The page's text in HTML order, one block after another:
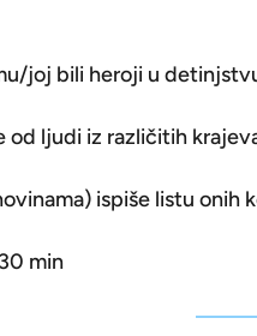
joj bili heroji u
ljudi iz različitih
ispiše listu onih
min